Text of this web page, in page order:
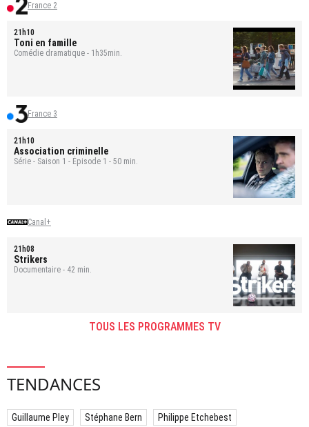
France 2
21h10
Toni en famille
Comédie dramatique - 1h35min.
France 3
21h10
Association criminelle
Série - Saison 1 - Épisode 1 - 50 min.
Canal+
21h08
Strikers
Documentaire - 42 min.
TOUS LES PROGRAMMES TV
TENDANCES
Guillaume Pley Stéphane Bern Philippe Etchebest